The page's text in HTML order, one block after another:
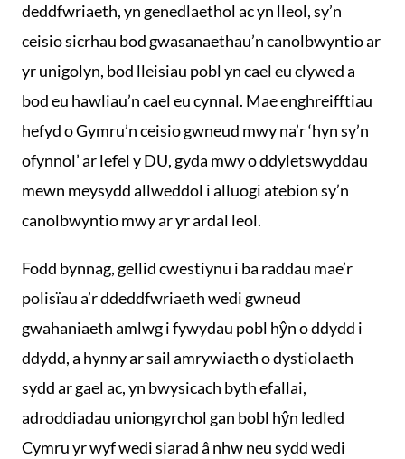
deddfwriaeth, yn genedlaethol ac yn lleol, sy’n
ceisio sicrhau bod gwasanaethau’n canolbwyntio ar
yr unigolyn, bod lleisiau pobl yn cael eu clywed a
bod eu hawliau’n cael eu cynnal. Mae enghreifftiau
hefyd o Gymru’n ceisio gwneud mwy na’r ‘hyn sy’n
ofynnol’ ar lefel y DU, gyda mwy o ddyletswyddau
mewn meysydd allweddol i alluogi atebion sy’n
canolbwyntio mwy ar yr ardal leol.
Fodd bynnag, gellid cwestiynu i ba raddau mae’r
polisïau a’r ddeddfwriaeth wedi gwneud
gwahaniaeth amlwg i fywydau pobl hŷn o ddydd i
ddydd, a hynny ar sail amrywiaeth o dystiolaeth
sydd ar gael ac, yn bwysicach byth efallai,
adroddiadau uniongyrchol gan bobl hŷn ledled
Cymru yr wyf wedi siarad â nhw neu sydd wedi